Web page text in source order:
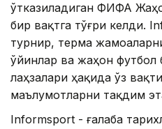
ўтказиладиган ФИФА
бир вақтга тўғри келди.
турнир, терма
ўйинлар ва жаҳон футбол
лаҳзалари ҳақида ўз
маълумотларни тақдим
Informsport - ғалаба